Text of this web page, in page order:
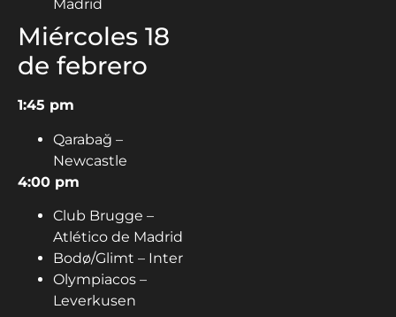
Madrid
Miércoles 18
de febrero
1:45 pm
Qarabağ –
Newcastle
4:00 pm
Club Brugge –
Atlético de Madrid
Bodø/Glimt – Inter
Olympiacos –
Leverkusen